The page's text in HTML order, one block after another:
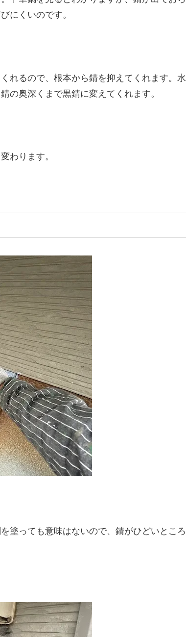
にくいのです。
れるので、根本から錆を抑えてくれます。水
の奥深くまで黒錆に変えてくれます。
わります。
塗っても意味はないので、錆がひどいところ